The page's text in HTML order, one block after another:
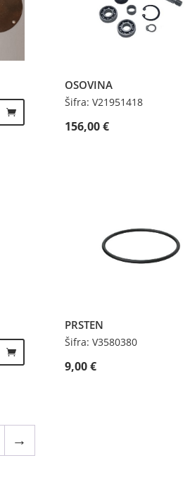
OSOVINA
Šifra: V21951418
156,00€
PRSTEN
Šifra: V3580380
9,00€
→